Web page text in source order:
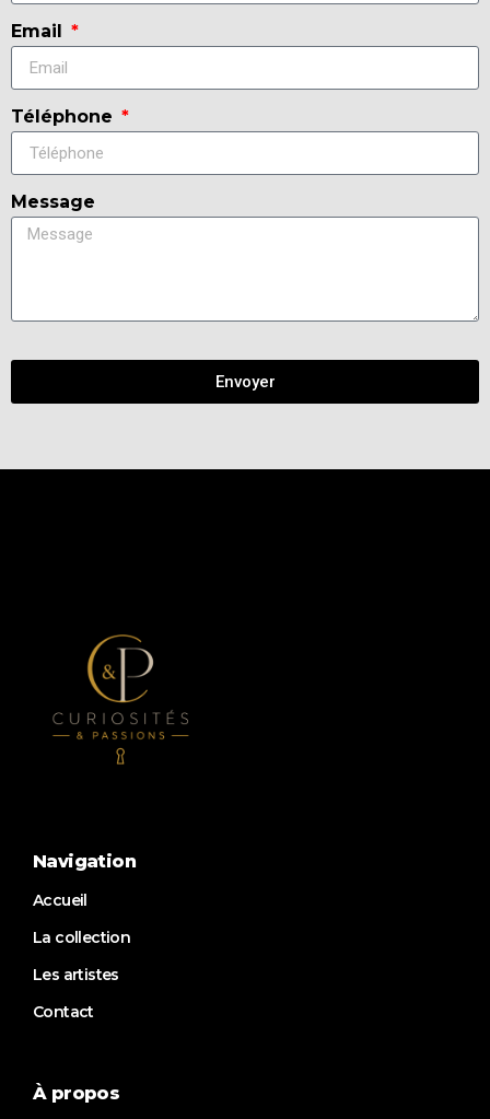
Email
Téléphone
Message
Envoyer
Navigation
Accueil
La collection
Les artistes
Contact
À propos